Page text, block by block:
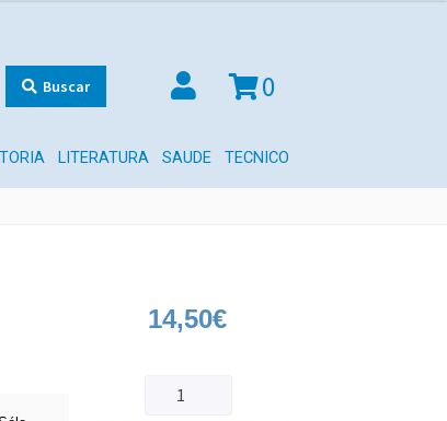
Buscar 0
LITERATURA SAUDE TECNICO
14,50€